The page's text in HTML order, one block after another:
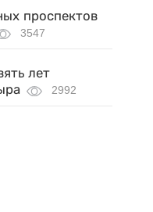
проспектов
3547
лет
2992